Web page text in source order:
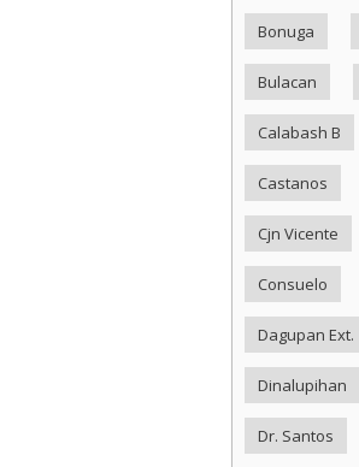
Bonuga
Bulacan
Calabash B
Castanos
Cjn Vicente
Consuelo
Dagupan Ext.
Dinalupihan
Dr. Santos